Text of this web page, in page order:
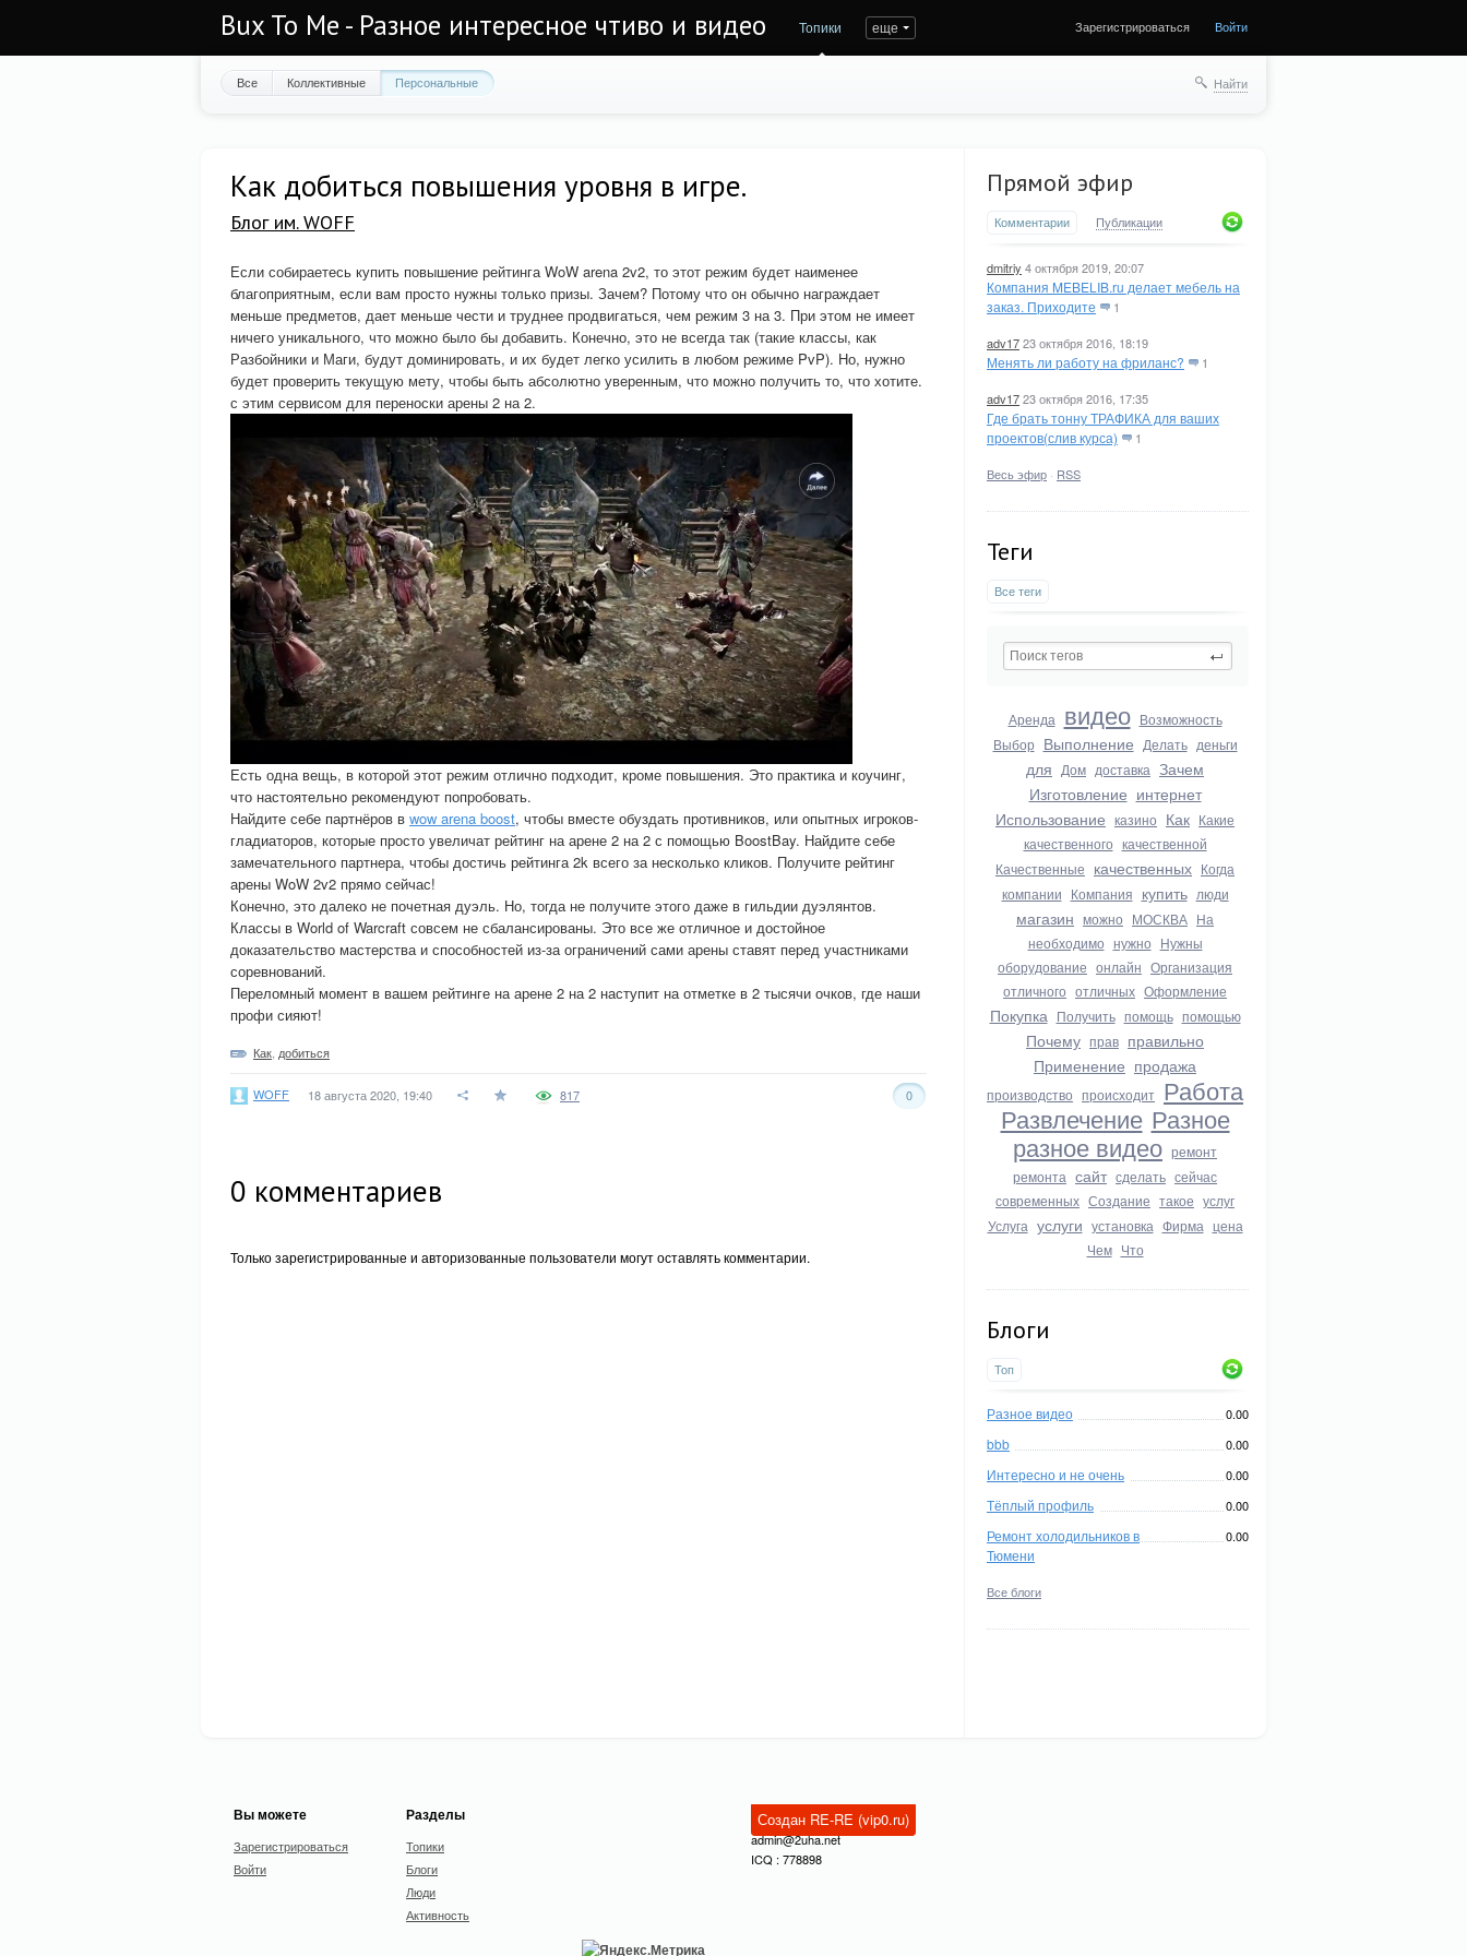
Bux To Me - Разное интересное чтиво и видео Топики еще Зарегистрироваться Войти
Все Коллективные Персональные Найти
Прямой эфир
Комментарии Публикации
dmitriy 4 октября 2019, 20:07
Компания MEBELIB.ru делает мебель на
заказ. Приходите
1
adv1723 октября 2016, 18:19
Менять ли работу на фриланс? 1
adv1723 октября 2016, 17:35
Где брать тонну ТРАФИКА для ваших
проектов(слив курса)
1
Весь эфир · RSS
Теги
Все теги
Аренда видео Возможность
Выбор Выполнение Делать деньги
для Дом доставка Зачем
Изготовление интернет
Использование казино Как Какие
качественного качественной
Качественные качественных Когда
компании Компания купить люди
магазин можно МОСКВА На
необходимо нужно Нужны
оборудование онлайн Организация
отличного отличных Оформление
Покупка Получить помощь помощью
Почему прав правильно
Применение продажа
производство происходит Работа
Развлечение Разное
разное видео ремонт
ремонта сайт сделать сейчас
современных Создание такое услуг
Услуга услуги установка Фирма цена
Чем Что
Блоги
Топ
Разное видео 0.00
bbb 0.00
Интересно и не очень 0.00
Тёплый профиль 0.00
Ремонт холодильников в
Тюмени
0.00
Все блоги
Как добиться повышения уровня в игре.
Блог им. WOFF
Если собираетесь купить повышение рейтинга WoW arena 2v2, то этот режим будет наименее
благоприятным, если вам просто нужны только призы. Зачем? Потому что он обычно награждает
меньше предметов, дает меньше чести и труднее продвигаться, чем режим 3 на 3. При этом не имеет
ничего уникального, что можно было бы добавить. Конечно, это не всегда так (такие классы, как
Разбойники и Маги, будут доминировать, и их будет легко усилить в любом режиме PvP). Но, нужно
будет проверить текущую мету, чтобы быть абсолютно уверенным, что можно получить то, что хотите.
с этим сервисом для переноски арены 2 на 2.
Есть одна вещь, в которой этот режим отлично подходит, кроме повышения. Это практика и коучинг,
что настоятельно рекомендуют попробовать.
Найдите себе партнёров в wow arena boost, чтобы вместе обуздать противников, или опытных игроков-
гладиаторов, которые просто увеличат рейтинг на арене 2 на 2 с помощью BoostBay. Найдите себе
замечательного партнера, чтобы достичь рейтинга 2k всего за несколько кликов. Получите рейтинг
арены WoW 2v2 прямо сейчас!
Конечно, это далеко не почетная дуэль. Но, тогда не получите этого даже в гильдии дуэлянтов.
Классы в World of Warcraft совсем не сбалансированы. Это все же отличное и достойное
доказательство мастерства и способностей из-за ограничений сами арены ставят перед участниками
соревнований.
Переломный момент в вашем рейтинге на арене 2 на 2 наступит на отметке в 2 тысячи очков, где наши
профи сияют!
Как добиться
WOFF 18 августа 2020, 19:40 0
817
0 комментариев
Только зарегистрированные и авторизованные пользователи могут оставлять комментарии.
Вы можете
Зарегистрироваться
Войти
Разделы
Топики
Блоги
Люди
Активность
Создан RE-RE (vip0.ru)
admin@2uha.net
ICQ : 778898